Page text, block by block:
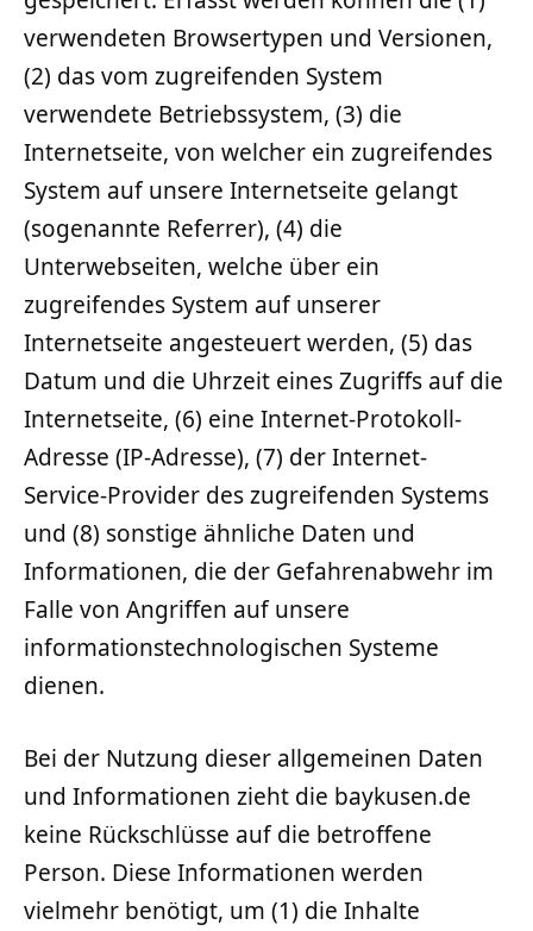
verwendeten Browsertypen und Versionen,
(2) das vom zugreifenden System
verwendete Betriebssystem, (3) die
Internetseite, von welcher ein zugreifendes
System auf unsere Internetseite gelangt
(sogenannte Referrer), (4) die
Unterwebseiten, welche über ein
zugreifendes System auf unserer
Internetseite angesteuert werden, (5) das
Datum und die Uhrzeit eines Zugriffs auf die
Internetseite, (6) eine Internet-Protokoll-
Adresse (IP-Adresse), (7) der Internet-
Service-Provider des zugreifenden Systems
und (8) sonstige ähnliche Daten und
Informationen, die der Gefahrenabwehr im
Falle von Angriffen auf unsere
informationstechnologischen Systeme
dienen.
Bei der Nutzung dieser allgemeinen Daten
und Informationen zieht die baykusen.de
keine Rückschlüsse auf die betroffene
Person. Diese Informationen werden
vielmehr benötigt, um (1) die Inhalte